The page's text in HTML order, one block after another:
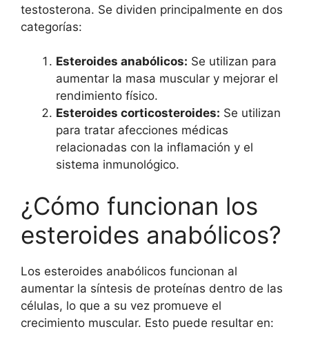
testosterona. Se dividen principalmente en dos
categorías:
Esteroides anabólicos: Se utilizan para
aumentar la masa muscular y mejorar el
rendimiento físico.
Esteroides corticosteroides: Se utilizan
para tratar afecciones médicas
relacionadas con la inflamación y el
sistema inmunológico.
¿Cómo funcionan los
esteroides anabólicos?
Los esteroides anabólicos funcionan al
aumentar la síntesis de proteínas dentro de las
células, lo que a su vez promueve el
crecimiento muscular. Esto puede resultar en: